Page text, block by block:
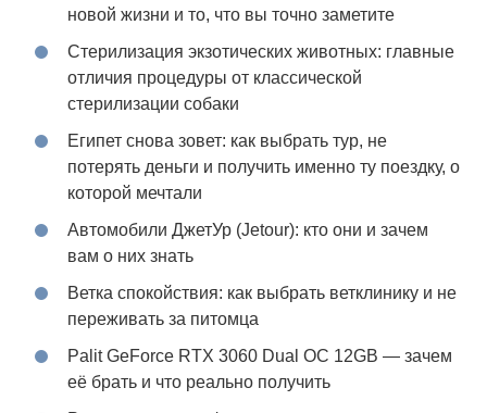
новой жизни и то, что вы точно заметите
Стерилизация экзотических животных: главные
отличия процедуры от классической
стерилизации собаки
Египет снова зовет: как выбрать тур, не
потерять деньги и получить именно ту поездку, о
которой мечтали
Автомобили ДжетУр (Jetour): кто они и зачем
вам о них знать
Ветка спокойствия: как выбрать ветклинику и не
переживать за питомца
Palit GeForce RTX 3060 Dual OC 12GB — зачем
её брать и что реально получить